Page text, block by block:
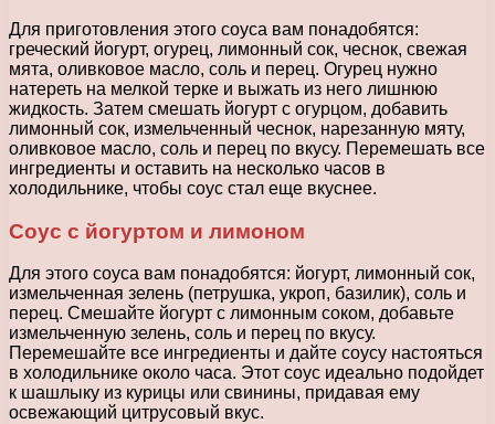
Для приготовления этого соуса вам понадобятся:
греческий йогурт, огурец, лимонный сок, чеснок, свежая
мята, оливковое масло, соль и перец. Огурец нужно
натереть на мелкой терке и выжать из него лишнюю
жидкость. Затем смешать йогурт с огурцом, добавить
лимонный сок, измельченный чеснок, нарезанную мяту,
оливковое масло, соль и перец по вкусу. Перемешать все
ингредиенты и оставить на несколько часов в
холодильнике, чтобы соус стал еще вкуснее.
Соус с йогуртом и лимоном
Для этого соуса вам понадобятся: йогурт, лимонный сок,
измельченная зелень (петрушка, укроп, базилик), соль и
перец. Смешайте йогурт с лимонным соком, добавьте
измельченную зелень, соль и перец по вкусу.
Перемешайте все ингредиенты и дайте соусу настояться
в холодильнике около часа. Этот соус идеально подойдет
к шашлыку из курицы или свинины, придавая ему
освежающий цитрусовый вкус.